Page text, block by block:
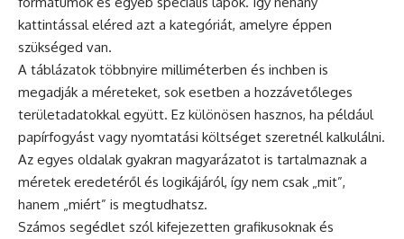
kattintással eléred azt a kategóriát, amelyre éppen
szükséged van.
A táblázatok többnyire milliméterben és inchben is
megadják a méreteket, sok esetben a hozzávetőleges
területadatokkal együtt. Ez különösen hasznos, ha például
papírfogyást vagy nyomtatási költséget szeretnél kalkulálni.
Az egyes oldalak gyakran magyarázatot is tartalmaznak a
méretek eredetéről és logikájáról, így nem csak „mit”,
hanem „miért” is megtudhatsz.
Számos segédlet szól kifejezetten grafikusoknak és